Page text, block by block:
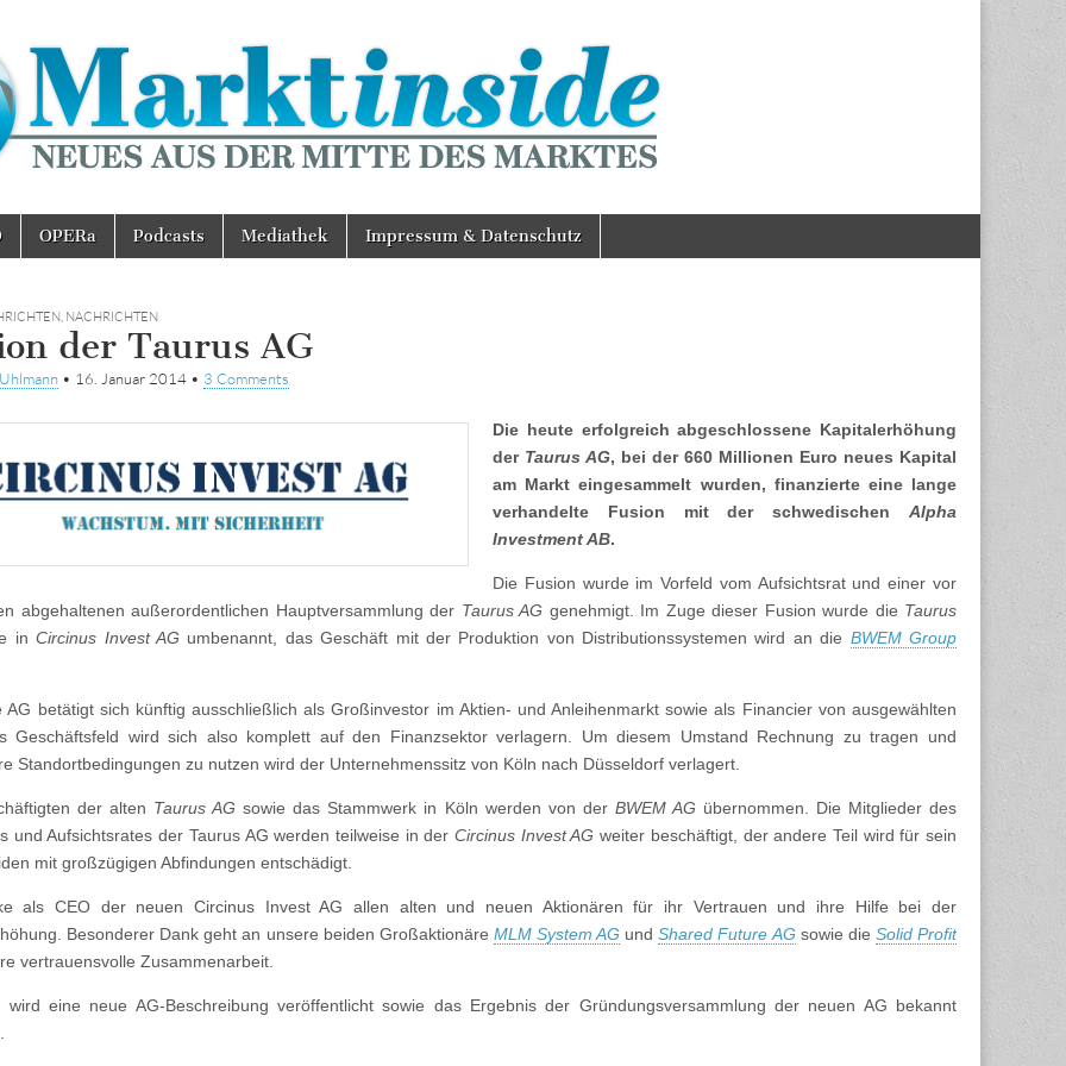
OPERa Podcasts Mediathek Impressum & Datenschutz
, NACHRICHTEN
der Taurus AG
• 16. Januar 2014 • 3 Comments
Die heute erfolgreich abgeschlossene Kapitalerhöhung
der Taurus AG, bei der 660 Millionen Euro neues Kapital
am Markt eingesammelt wurden, finanzierte eine lange
verhandelte Fusion mit der schwedischen Alpha
Investment AB.
Die Fusion wurde im Vorfeld vom Aufsichtsrat und einer vor
abgehaltenen außerordentlichen Hauptversammlung der Taurus AG genehmigt. Im Zuge dieser Fusion wurde die Taurus
inCircinus Invest AG umbenannt, das Geschäft mit der Produktion von Distributionssystemen wird an die BWEM Group
AG betätigt sich künftig ausschließlich als Großinvestor im Aktien- und Anleihenmarkt sowie als Financier von ausgewählten
Geschäftsfeld wird sich also komplett auf den Finanzsektor verlagern. Um diesem Umstand Rechnung zu tragen und
Standortbedingungen zu nutzen wird der Unternehmenssitz von Köln nach Düsseldorf verlagert.
der alten Taurus AG sowie das Stammwerk in Köln werden von der BWEM AG übernommen. Die Mitglieder des
und Aufsichtsrates der Taurus AG werden teilweise in der Circinus Invest AG weiter beschäftigt, der andere Teil wird für sein
mit großzügigen Abfindungen entschädigt.
als CEO der neuen Circinus Invest AG allen alten und neuen Aktionären für ihr Vertrauen und ihre Hilfe bei der
Besonderer Dank geht an unsere beiden Großaktionäre MLM System AG undShared Future AG sowie die Solid Profit
vertrauensvolle Zusammenarbeit.
wird eine neue AG-Beschreibung veröffentlicht sowie das Ergebnis der Gründungsversammlung der neuen AG bekannt